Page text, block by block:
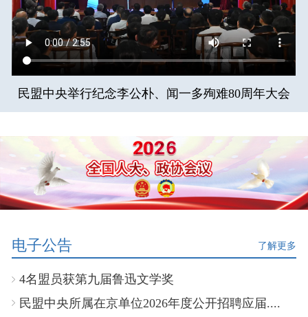
民盟中央举行纪念李公朴、闻一多殉难80周年大会
电子公告 了解更多
4名盟员获第九届鲁迅文学奖
民盟中央所属在京单位2026年度公开招聘应届....